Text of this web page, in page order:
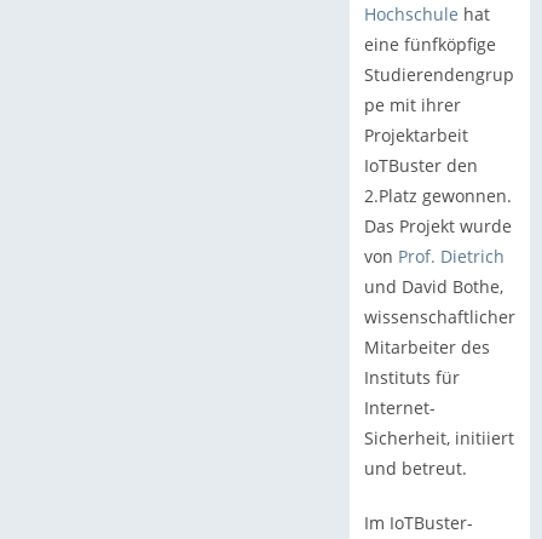
Hochschule hat
eine fünfköpfige
Studierendengrup
pe mit ihrer
Projektarbeit
IoTBuster den
2.Platz gewonnen.
Das Projekt wurde
von Prof. Dietrich
und David Bothe,
wissenschaftlicher
Mitarbeiter des
Instituts für
Internet-
Sicherheit, initiiert
und betreut.
Im IoTBuster-